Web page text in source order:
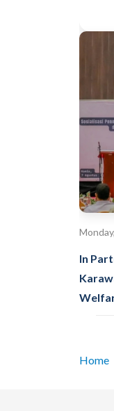
In
Home